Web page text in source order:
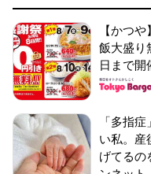
【かつ
飯大盛り
日まで開
「多指
い私。産
げてるの